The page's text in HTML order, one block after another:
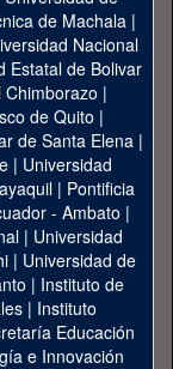
de Machala|
Nacional
Estatal de Bolivar
Chimborazo |
de Quito |
de Santa Elena|
| Universidad
| Pontificia
- Ambato |
| Universidad
| Universidad de
| Instituto de
| Instituto
Educación
e Innovación